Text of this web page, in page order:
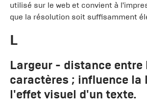
utilisé sur le web et convient à
que la résolution soit suffisamment
L
Largeur - distance entre
caractères ; influence
l'effet visuel d'un texte.